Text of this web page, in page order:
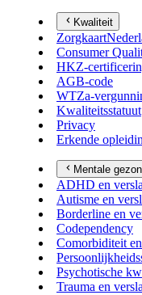
Kwaliteit
Consumer
HKZ-
AGB-code
WTZa-
Kwaliteitsstatuut
Privacy
Erkende
Mentale
ADHD en
Autisme en
Borderline en
Codependency
Comorbiditeit
Psychotische
Trauma en